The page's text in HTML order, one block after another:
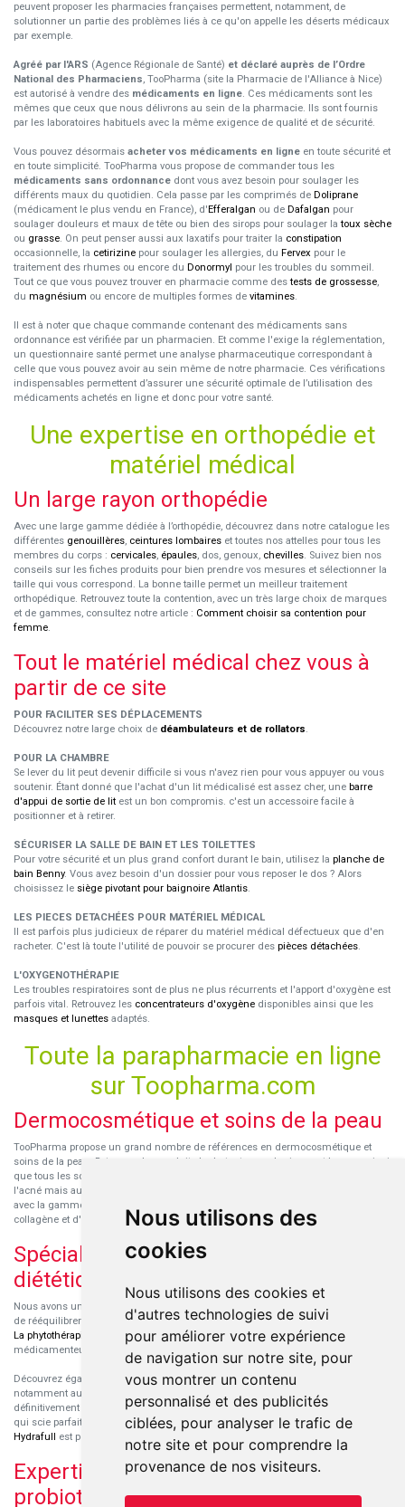
Nous utilisons des
cookies
Nous utilisons des cookies et
d'autres technologies de suivi
pour améliorer votre expérience
de navigation sur notre site, pour
vous montrer un contenu
personnalisé et des publicités
ciblées, pour analyser le trafic de
notre site et pour comprendre la
provenance de nos visiteurs.
peuvent proposer les pharmacies françaises permettent, notamment, de
solutionner un partie des problèmes liés à ce qu'on appelle les déserts médicaux
par exemple.
Agréé par l'ARS (Agence Régionale de Santé) et déclaré auprès de l’Ordre
National des Pharmaciens, TooPharma (site la Pharmacie de l'Alliance à Nice)
est autorisé à vendre des médicaments en ligne. Ces médicaments sont les
mêmes que ceux que nous délivrons au sein de la pharmacie. Ils sont fournis
par les laboratoires habituels avec la même exigence de qualité et de sécurité.
Vous pouvez désormais acheter vos médicaments en ligne en toute sécurité et
en toute simplicité. TooPharma vous propose de commander tous les
médicaments sans ordonnance dont vous avez besoin pour soulager les
différents maux du quotidien. Cela passe par les comprimés de Doliprane
(médicament le plus vendu en France), d'Efferalgan ou de Dafalgan pour
soulager douleurs et maux de tête ou bien des sirops pour soulager latoux sèche
ou grasse. On peut penser aussi aux laxatifs pour traiter la constipation
occasionnelle, la cetirizine pour soulager les allergies, du Fervex pour le
traitement des rhumes ou encore du Donormyl pour les troubles du sommeil.
Tout ce que vous pouvez trouver en pharmacie comme destests de grossesse,
du magnésium ou encore de multiples formes de vitamines.
Il est à noter que chaque commande contenant des médicaments sans
ordonnance est vérifiée par un pharmacien. Et comme l'exige la réglementation,
un questionnaire santé permet une analyse pharmaceutique correspondant à
celle que vous pouvez avoir au sein même de notre pharmacie. Ces vérifications
indispensables permettent d’assurer une sécurité optimale de l’utilisation des
médicaments achetés en ligne et donc pour votre santé.
Une expertise en orthopédie et
matériel médical
Un large rayon orthopédie
Avec une large gamme dédiée à l’orthopédie, découvrez dans notre catalogue les
différentes genouillères, ceintures lombaires et toutes nos attelles pour tous les
membres du corps : cervicales, épaules, dos, genoux, chevilles. Suivez bien nos
conseils sur les fiches produits pour bien prendre vos mesures et sélectionner la
taille qui vous correspond. La bonne taille permet un meilleur traitement
orthopédique. Retrouvez toute la contention, avec un très large choix de marques
et de gammes, consultez notre article : Comment choisir sa contention pour
femme.
Tout le matériel médical chez vous à
partir de ce site
POUR FACILITER SES DÉPLACEMENTS
Découvrez notre large choix de déambulateurs et de rollators.
POUR LA CHAMBRE
Se lever du lit peut devenir difficile si vous n'avez rien pour vous appuyer ou vous
soutenir. Étant donné que l'achat d'un lit médicalisé est assez cher, une barre
d'appui de sortie de lit est un bon compromis. c'est un accessoire facile à
positionner et à retirer.
SÉCURISER LA SALLE DE BAIN ET LES TOILETTES
Pour votre sécurité et un plus grand confort durant le bain, utilisez la planche de
bain Benny. Vous avez besoin d'un dossier pour vous reposer le dos ? Alors
choisissez le siège pivotant pour baignoire Atlantis.
LES PIECES DETACHÉES POUR MATÉRIEL MÉDICAL
Il est parfois plus judicieux de réparer du matériel médical défectueux que d'en
racheter. C'est là toute l'utilité de pouvoir se procurer des pièces détachées.
L'OXYGENOTHÉRAPIE
Les troubles respiratoires sont de plus ne plus récurrents et l'apport d'oxygène est
parfois vital. Retrouvez les concentrateurs d'oxygène disponibles ainsi que les
masques et lunettes adaptés.
Toute la parapharmacie en ligne
sur Toopharma.com
Dermocosmétique et soins de la peau
TooPharma propose un grand nombre de références en dermocosmétique et
soins de la peau. Retrouvez les produits hydratants pour le visage et le corps ainsi
que tous les soins pour peaux sensibles ou à tendance atopique, les soins pour
l'acné mais aussi des démaquillants. Découvrez nos nouvelles références SVR
avec la gamme anti-âge pour les peaux encore jeunes
collagène et d'acide hyaluronique.
Spécialisation en micronutrition et
diététique
Nous avons un engouement particulier pour la micronutrition qui permet souvent
de rééquilibrer des carences ou d'améliorer des troubles métaboliques mineurs.
La phytothérapie
l'aromathérapiesont souvent complémentaires de traitements
médicamenteux lorsqu'ils sont bien conseillés.
Découvrez également les protéines et les produits de nutrition sportive,
notamment au sein de la gamme française
Eric Favre
. Cette gamme est
définitivement axée sur le choix qualitatif des ingrédients et sur une formulation
qui scie parfaitement aux besoins de chaque sportif. La gamme hydratation
Hydrafull est pensée pour une hydratation maximale.
Expertise dans le domaine des
probiotiques